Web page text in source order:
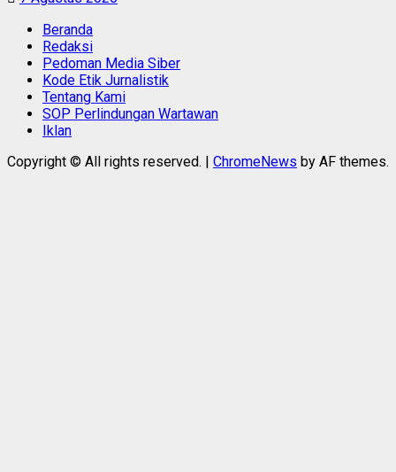
Beranda
Redaksi
Pedoman Media Siber
Kode Etik Jurnalistik
Tentang Kami
SOP Perlindungan Wartawan
Iklan
Copyright © All rights reserved. | ChromeNews by AF themes.